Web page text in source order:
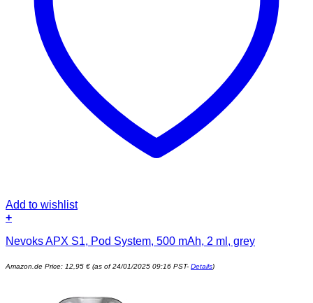
Add to wishlist
+
Nevoks APX S1, Pod System, 500 mAh, 2 ml, grey
Amazon.de Price: 12,95 € (as of 24/01/2025 09:16 PST- Details)